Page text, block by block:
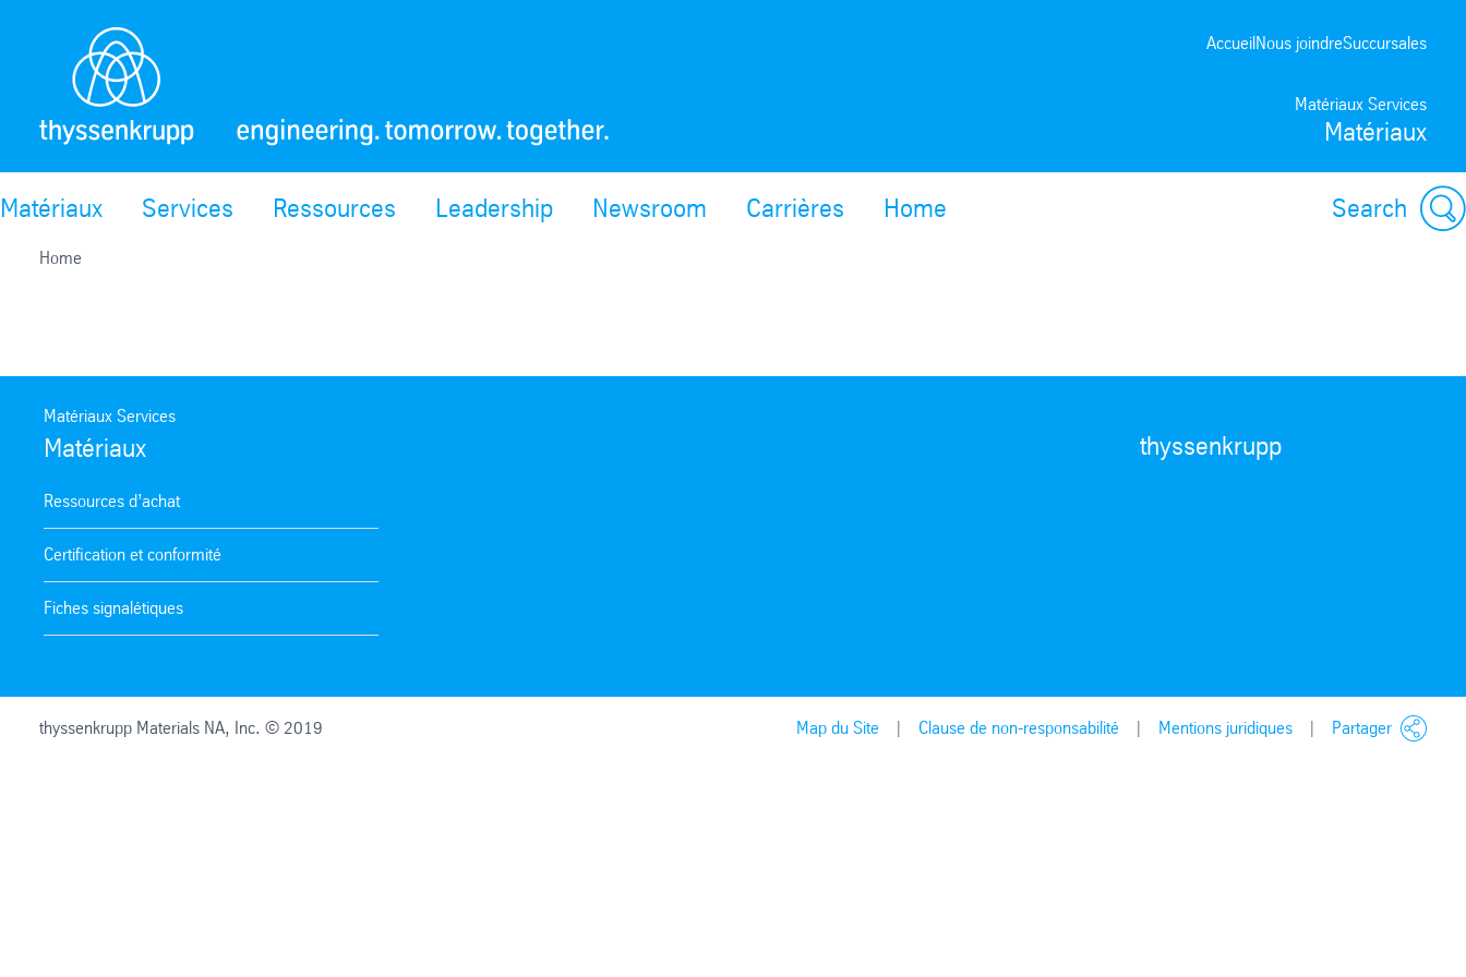
Matériaux Services
Matériaux
AccueilNous joindreSuccursales
Matériaux Services Ressources Leadership Newsroom Carrières Home Search
Home
Matériaux Services
Matériaux
Ressources d’achat
Certification et conformité
Fiches signalétiques
thyssenkrupp
thyssenkrupp Materials NA, Inc. © 2019 Map du Site Clause de non-responsabilité Mentions juridiques Partager